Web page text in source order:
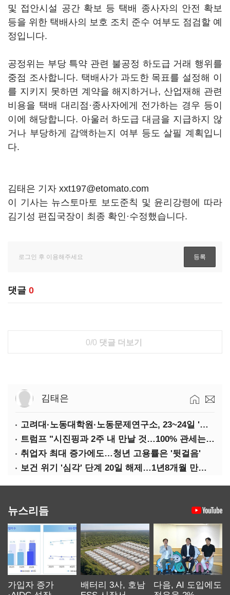
및 접안시설 공간 확보 등 택배 종사자의 안전 확보
등을 위한 택배사의 보호 조치 준수 여부도 점검할 예
정입니다.
공정위는 부당 특약 관련 불공정 하도급 거래 행위를
중점 조사합니다. 택배사가 과도한 목표를 설정해 이
를 지키지 못하면 계약을 해지하거나, 산업재해 관련
비용을 택배 대리점·종사자에게 전가하는 경우 등이
이에 해당합니다. 아울러 하도급 대금을 지급하지 않
거나 부당하게 감액하는지 여부 등도 살필 계획입니
다.
김태은 기자 xxt197@etomato.com
이 기사는 뉴스토마토 보도준칙 및 윤리강령에 따라
김기성 편집국장이 최종 확인·수정했습니다.
댓글 0
0/0 댓글 더보기
김태은
고려대·노동대학원·노동문제연구소, 23~24일 '국제학술회의'
트럼프 "시진핑과 2주 내 만날 것…100% 관세는 지속 불가"
취업자 최대 증가에도…청년 고용률은 '뒷걸음'
보건 위기 '심각' 단계 20일 해제…1년8개월 만에 '의료 대란' 종료
뉴스리듬
가입자 증가
배터리 3사, 호남
다음, AI 도입에도